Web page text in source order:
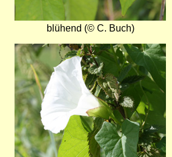
blühend (© C. Buch)
Bild